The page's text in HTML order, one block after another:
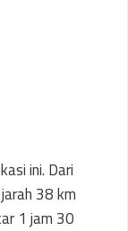
ini. Dari
38 km
1 jam 30